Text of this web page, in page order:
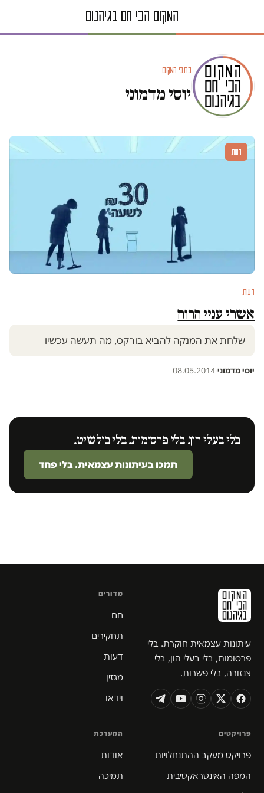
כתבי המקום
יוסי מדמוני
דעות
דעות
אשרי עניי הרוח
שלחת את המנקה להביא בורקס, מה תעשה עכשיו
יוסי מדמוני·
08.05.2014
בלי בעלי הון. בלי פרסומות. בלי בולשיט.
תמכו בעיתונות עצמאית. בלי פחד
עיתונות עצמאית חוקרת. בלי
פרסומות, בלי בעלי הון, בלי
צנזורה, בלי פשרות.
מדורים
חם
תחקירים
דעות
מגזין
וידאו
פרויקטים
פרויקט מעקב ההתנחלויות
המפה האינטראקטיבית
המערכת
אודות
תמיכה